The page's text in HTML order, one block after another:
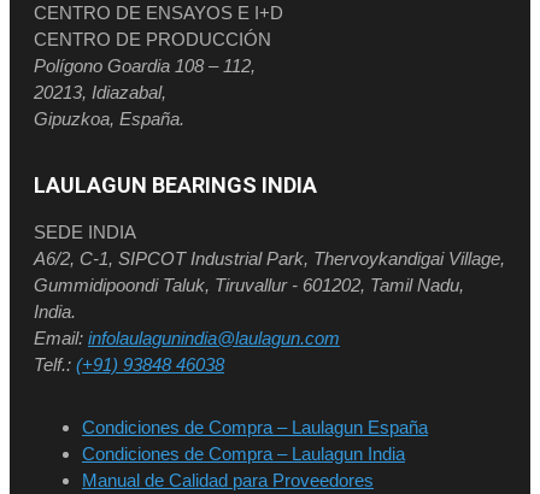
CENTRO DE ENSAYOS E I+D
CENTRO DE PRODUCCIÓN
Polígono Goardia 108 – 112,
20213, Idiazabal,
Gipuzkoa, España.
LAULAGUN BEARINGS INDIA
SEDE INDIA
A6/2, C-1, SIPCOT Industrial Park, Thervoykandigai Village,
Gummidipoondi Taluk, Tiruvallur - 601202, Tamil Nadu,
India.
Email: infolaulagunindia@laulagun.com
Telf.: (+91) 93848 46038
Condiciones de Compra – Laulagun España
Condiciones de Compra – Laulagun India
Manual de Calidad para Proveedores